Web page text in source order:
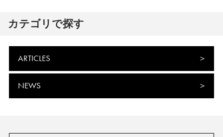
カテゴリで探す
ARTICLES
NEWS